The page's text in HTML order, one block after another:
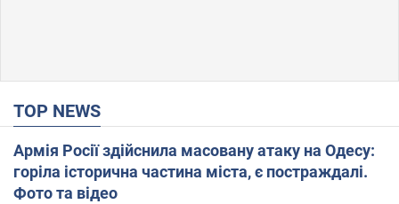
TOP NEWS
Армія Росії здійснила масовану атаку на Одесу:
горіла історична частина міста, є постраждалі.
Фото та відео